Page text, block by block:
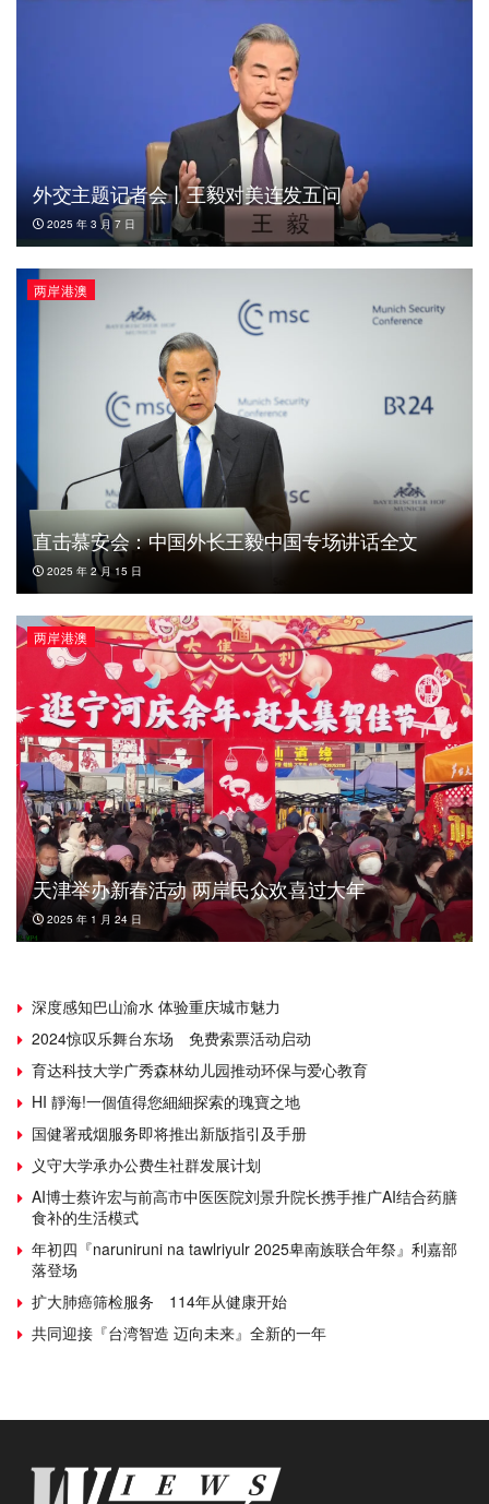
外交主题记者会丨王毅对美连发五问
2025 年 3 月 7 日
两岸港澳
直击慕安会：中国外长王毅中国专场讲话全文
2025 年 2 月 15 日
两岸港澳
天津举办新春活动 两岸民众欢喜过大年
2025 年 1 月 24 日
深度感知巴山渝水 体验重庆城市魅力
2024惊叹乐舞台东场 免费索票活动启动
育达科技大学广秀森林幼儿园推动环保与爱心教育
HI 靜海!一個值得您細細探索的瑰寶之地
国健署戒烟服务即将推出新版指引及手册
义守大学承办公费生社群发展计划
AI博士蔡许宏与前高市中医医院刘景升院长携手推广AI结合药膳
食补的生活模式
年初四『naruniruni na tawlriyulr 2025卑南族联合年祭』利嘉部
落登场
扩大肺癌筛检服务 114年从健康开始
共同迎接『台湾智造 迈向未来』全新的一年